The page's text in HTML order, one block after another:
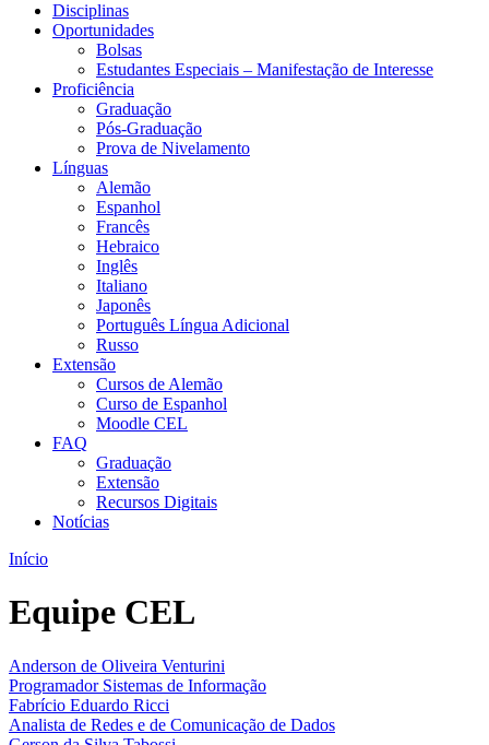
Disciplinas
Oportunidades
Bolsas
Estudantes Especiais – Manifestação de Interesse
Proficiência
Graduação
Pós-Graduação
Prova de Nivelamento
Línguas
Alemão
Espanhol
Francês
Hebraico
Inglês
Italiano
Japonês
Português Língua Adicional
Russo
Extensão
Cursos de Alemão
Curso de Espanhol
Moodle CEL
FAQ
Graduação
Extensão
Recursos Digitais
Notícias
Início
Equipe CEL
Anderson de Oliveira Venturini
Programador Sistemas de Informação
Fabrício Eduardo Ricci
Analista de Redes e de Comunicação de Dados